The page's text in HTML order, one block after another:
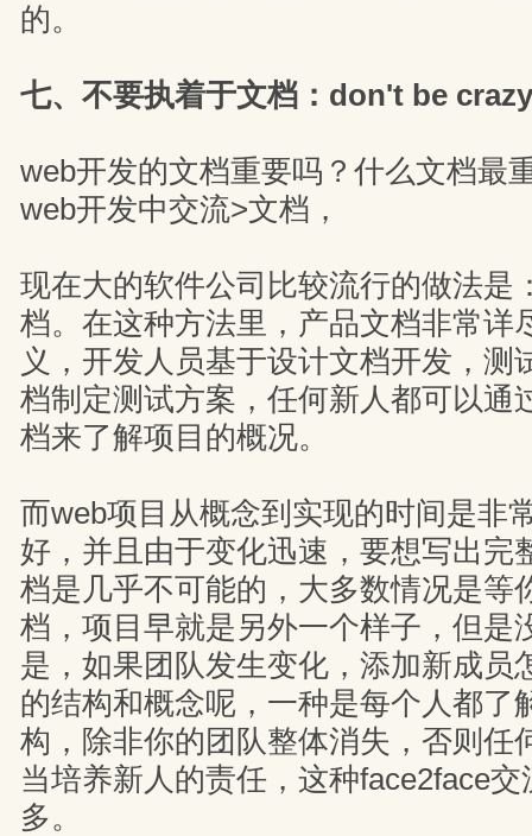
的。
七、不要执着于文档：don't be
web开发的文档重要吗？什么文档最
web开发中交流>文档，
现在大的软件公司比较流行的做法是
档。在这种方法里，产品文档非常详
义，开发人员基于设计文档开发，测
档制定测试方案，任何新人都可以通
档来了解项目的概况。
而web项目从概念到实现的时间是非
好，并且由于变化迅速，要想写出完
档是几乎不可能的，大多数情况是等
档，项目早就是另外一个样子，但是
是，如果团队发生变化，添加新成员
的结构和概念呢，一种是每个人都了
构，除非你的团队整体消失，否则任
当培养新人的责任，这种face2face
多。